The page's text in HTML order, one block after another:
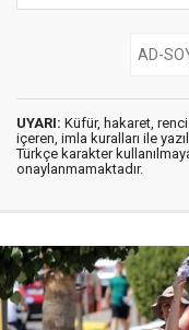
UYARI: Küfür, hakaret,
içeren, imla kuralları ile
Türkçe karakter
onaylanmamaktadır.